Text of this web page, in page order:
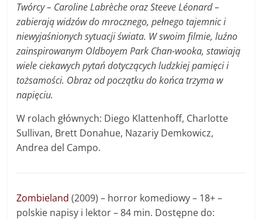
Twórcy – Caroline Labrèche oraz Steeve Léonard –
zabierają widzów do mrocznego, pełnego tajemnic i
niewyjaśnionych sytuacji świata. W swoim filmie, luźno
zainspirowanym Oldboyem Park Chan-wooka, stawiają
wiele ciekawych pytań dotyczących ludzkiej pamięci i
tożsamości. Obraz od początku do końca trzyma w
napięciu.
W rolach głównych: Diego Klattenhoff, Charlotte
Sullivan, Brett Donahue, Nazariy Demkowicz,
Andrea del Campo.
Zombieland (2009) – horror komediowy – 18+ –
polskie napisy i lektor – 84 min. Dostępne do: